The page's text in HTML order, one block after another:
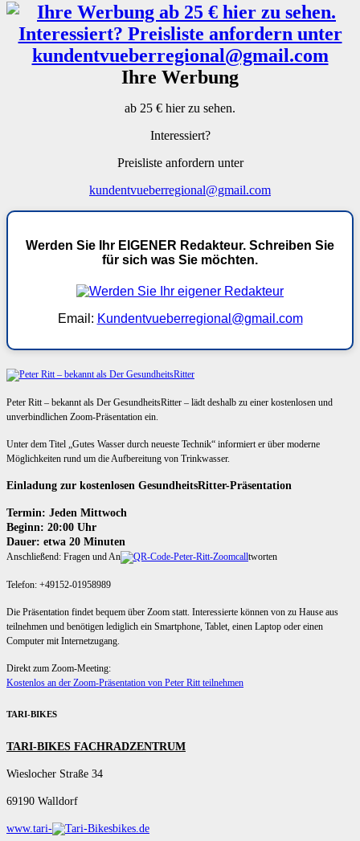
Ihre Werbung
ab 25 € hier zu sehen.
Interessiert?
Preisliste anfordern unter
kundentvueberregional@gmail.com
Werden Sie Ihr EIGENER Redakteur. Schreiben Sie
für sich was Sie möchten.
Email: Kundentvueberregional@gmail.com
Peter Ritt – bekannt als Der GesundheitsRitter – lädt deshalb zu einer kostenlosen und
unverbindlichen Zoom-Präsentation ein.
Unter dem Titel „Gutes Wasser durch neueste Technik“ informiert er über moderne
Möglichkeiten rund um die Aufbereitung von Trinkwasser.
Einladung zur kostenlosen GesundheitsRitter-Präsentation
Termin: Jeden Mittwoch
Beginn: 20:00 Uhr
Dauer: etwa 20 Minuten
Anschließend: Fragen und An tworten
Telefon: +49152-01958989
Die Präsentation findet bequem über Zoom statt. Interessierte können von zu Hause aus
teilnehmen und benötigen lediglich ein Smartphone, Tablet, einen Laptop oder einen
Computer mit Internetzugang.
Direkt zum Zoom-Meeting:
Kostenlos an der Zoom-Präsentation von Peter Ritt teilnehmen
TARI-BIKES
TARI-BIKES FACHRADZENTRUM
Wieslocher Straße 34
69190 Walldorf
www.tari- bikes.de